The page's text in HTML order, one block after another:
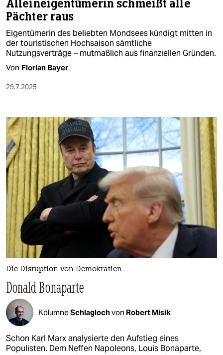
Alleineigentümerin schmeißt alle
Pächter raus
Eigentümerin des beliebten Mondsees kündigt mitten in
der touristischen Hochsaison sämtliche
Nutzungsverträge – mutmaßlich aus finanziellen Gründen.
Von Florian Bayer
29.7.2025
Die Disruption von Demokratien
Donald Bonaparte
KolumneSchlaglochvon Robert Misik
Schon Karl Marx analysierte den Aufstieg eines
Populisten. Dem Neffen Napoleons, Louis Bonaparte,